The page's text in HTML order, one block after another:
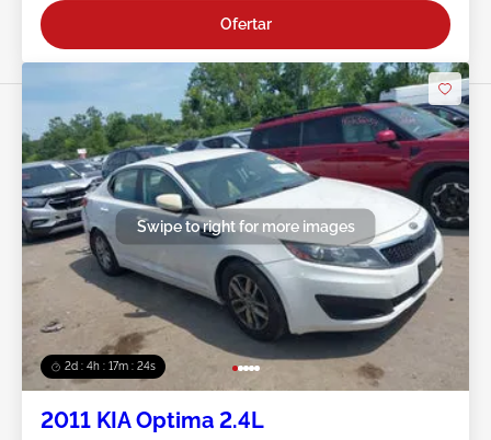
Ofertar
2d : 4h : 17m : 21s
Swipe to right for more images
2011 KIA Optima 2.4L